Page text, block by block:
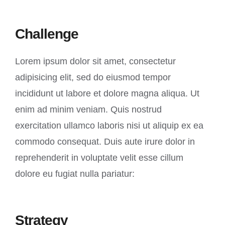
Challenge
Lorem ipsum dolor sit amet, consectetur
adipisicing elit, sed do eiusmod tempor
incididunt ut labore et dolore magna aliqua. Ut
enim ad minim veniam. Quis nostrud
exercitation ullamco laboris nisi ut aliquip ex ea
commodo consequat. Duis aute irure dolor in
reprehenderit in voluptate velit esse cillum
dolore eu fugiat nulla pariatur:
Strategy